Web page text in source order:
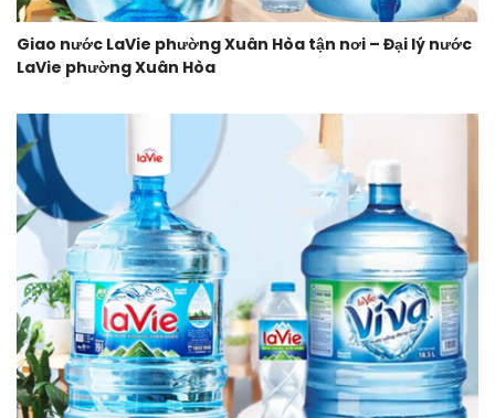
Giao nước LaVie phường Xuân Hòa tận nơi – Đại lý nước
LaVie phường Xuân Hòa